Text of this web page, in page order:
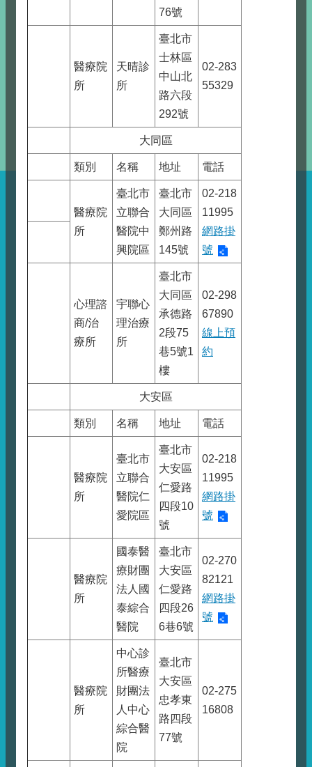
76號
醫療院
所
天晴診
所
臺北市
士林區
中山北
路六段
292號
02-283
55329
大同區
類別 名稱 地址 電話
醫療院
所
臺北市
立聯合
醫院中
興院區
臺北市
大同區
鄭州路
145號
02-218
11995
網路掛
號
心理諮
商/治
療所
宇聯心
理治療
所
臺北市
大同區
承德路
2段75
巷5號1
樓
02-298
67890
線上預
約
大安區
類別 名稱 地址 電話
醫療院
所
臺北市
立聯合
醫院仁
愛院區
臺北市
大安區
仁愛路
四段10
號
02-218
11995
網路掛
號
醫療院
所
國泰醫
療財團
法人國
泰綜合
醫院
臺北市
大安區
仁愛路
四段26
6巷6號
02-270
82121
網路掛
號
醫療院
所
中心診
所醫療
財團法
人中心
綜合醫
院
臺北市
大安區
忠孝東
路四段
77號
02-275
16808